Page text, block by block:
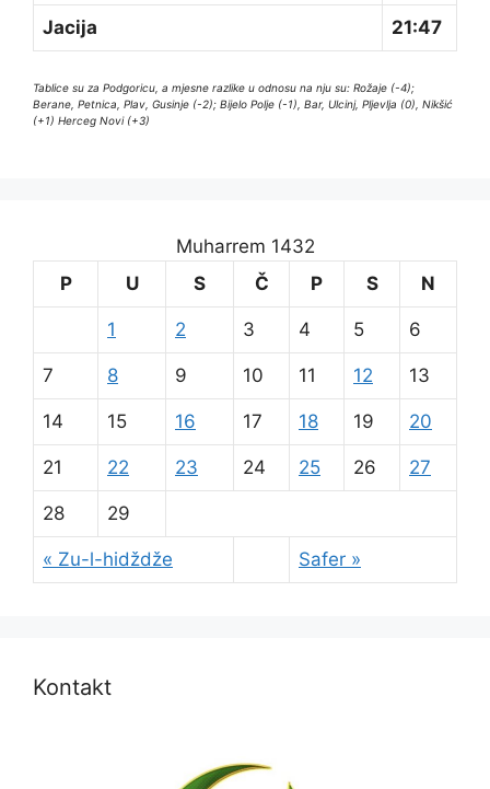
Jacija 21:47
Tablice su za Podgoricu, a mjesne razlike u odnosu na nju su: Rožaje (-4);
Berane, Petnica, Plav, Gusinje (-2); Bijelo Polje (-1), Bar, Ulcinj, Pljevlja (0), Nikšić
(+1) Herceg Novi (+3)
Muharrem 1432
P
U S Č P S N
« Zu-l-hidždže Safer »
1 2 3 4 5 6
7 8 9 10 11 12 13
14 15 16 17 18 19 20
21 22 23 24 25 26 27
28 29
Kontakt